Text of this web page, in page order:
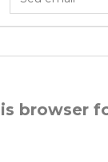
browser